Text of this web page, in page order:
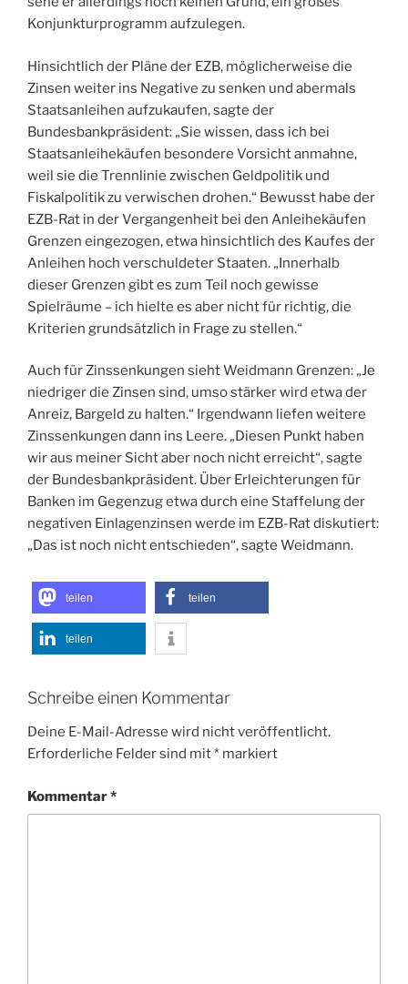
Konjunkturprogramm aufzulegen.
Hinsichtlich der Pläne der EZB, möglicherweise die
Zinsen weiter ins Negative zu senken und abermals
Staatsanleihen aufzukaufen, sagte der
Bundesbankpräsident: „Sie wissen, dass ich bei
Staatsanleihekäufen besondere Vorsicht anmahne,
weil sie die Trennlinie zwischen Geldpolitik und
Fiskalpolitik zu verwischen drohen.“ Bewusst habe der
EZB-Rat in der Vergangenheit bei den Anleihekäufen
Grenzen eingezogen, etwa hinsichtlich des Kaufes der
Anleihen hoch verschuldeter Staaten. „Innerhalb
dieser Grenzen gibt es zum Teil noch gewisse
Spielräume – ich hielte es aber nicht für richtig, die
Kriterien grundsätzlich in Frage zu stellen.“
Auch für Zinssenkungen sieht Weidmann Grenzen: „Je
niedriger die Zinsen sind, umso stärker wird etwa der
Anreiz, Bargeld zu halten.“ Irgendwann liefen weitere
Zinssenkungen dann ins Leere. „Diesen Punkt haben
wir aus meiner Sicht aber noch nicht erreicht“, sagte
der Bundesbankpräsident. Über Erleichterungen für
Banken im Gegenzug etwa durch eine Staffelung der
negativen Einlagenzinsen werde im EZB-Rat diskutiert:
„Das ist noch nicht entschieden“, sagte Weidmann.
teilen teilen
teilen
Schreibe einen Kommentar
Deine E-Mail-Adresse wird nicht veröffentlicht.
Erforderliche Felder sind mit* markiert
Kommentar*